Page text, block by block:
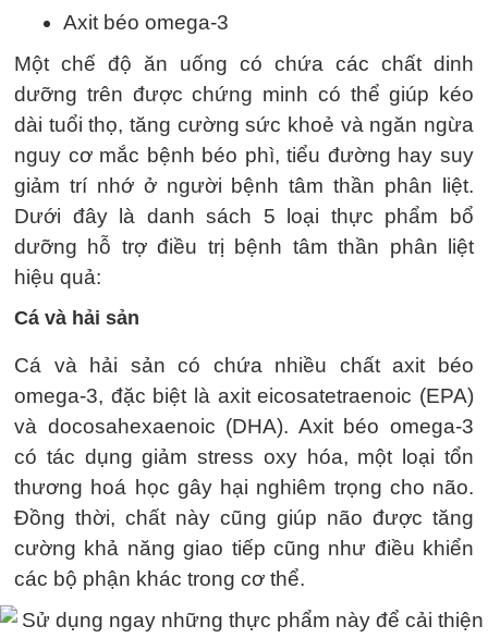
Axit béo omega-3
Một chế độ ăn uống có chứa các chất dinh
dưỡng trên được chứng minh có thể giúp kéo
dài tuổi thọ, tăng cường sức khoẻ và ngăn ngừa
nguy cơ mắc bệnh béo phì, tiểu đường hay suy
giảm trí nhớ ở người bệnh tâm thần phân liệt.
Dưới đây là danh sách 5 loại thực phẩm bổ
dưỡng hỗ trợ điều trị bệnh tâm thần phân liệt
hiệu quả:
Cá và hải sản
Cá và hải sản có chứa nhiều chất axit béo
omega-3, đặc biệt là axit eicosatetraenoic (EPA)
và docosahexaenoic (DHA). Axit béo omega-3
có tác dụng giảm stress oxy hóa, một loại tổn
thương hoá học gây hại nghiêm trọng cho não.
Đồng thời, chất này cũng giúp não được tăng
cường khả năng giao tiếp cũng như điều khiển
các bộ phận khác trong cơ thể.